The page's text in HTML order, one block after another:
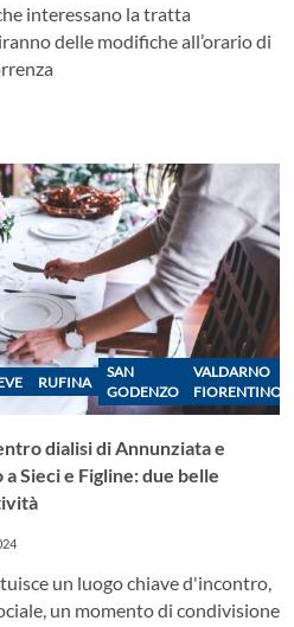
interessano la tratta
delle modifiche all’orario di
RUFINA
SAN
GODENZO
VALDARNO
FIORENTINO
dialisi di Annunziata e
Sieci e Figline: due belle
un luogo chiave d'incontro,
un momento di condivisione